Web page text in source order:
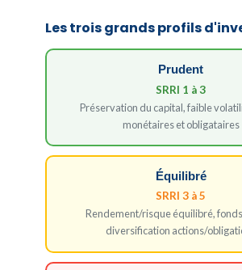
Les trois grands profils
Prudent
SRRI 1 à 3
Préservation du capital, faible
monétaires et obligataires
Équilibré
SRRI 3 à 5
Rendement/risque équilibré,
diversification actions/